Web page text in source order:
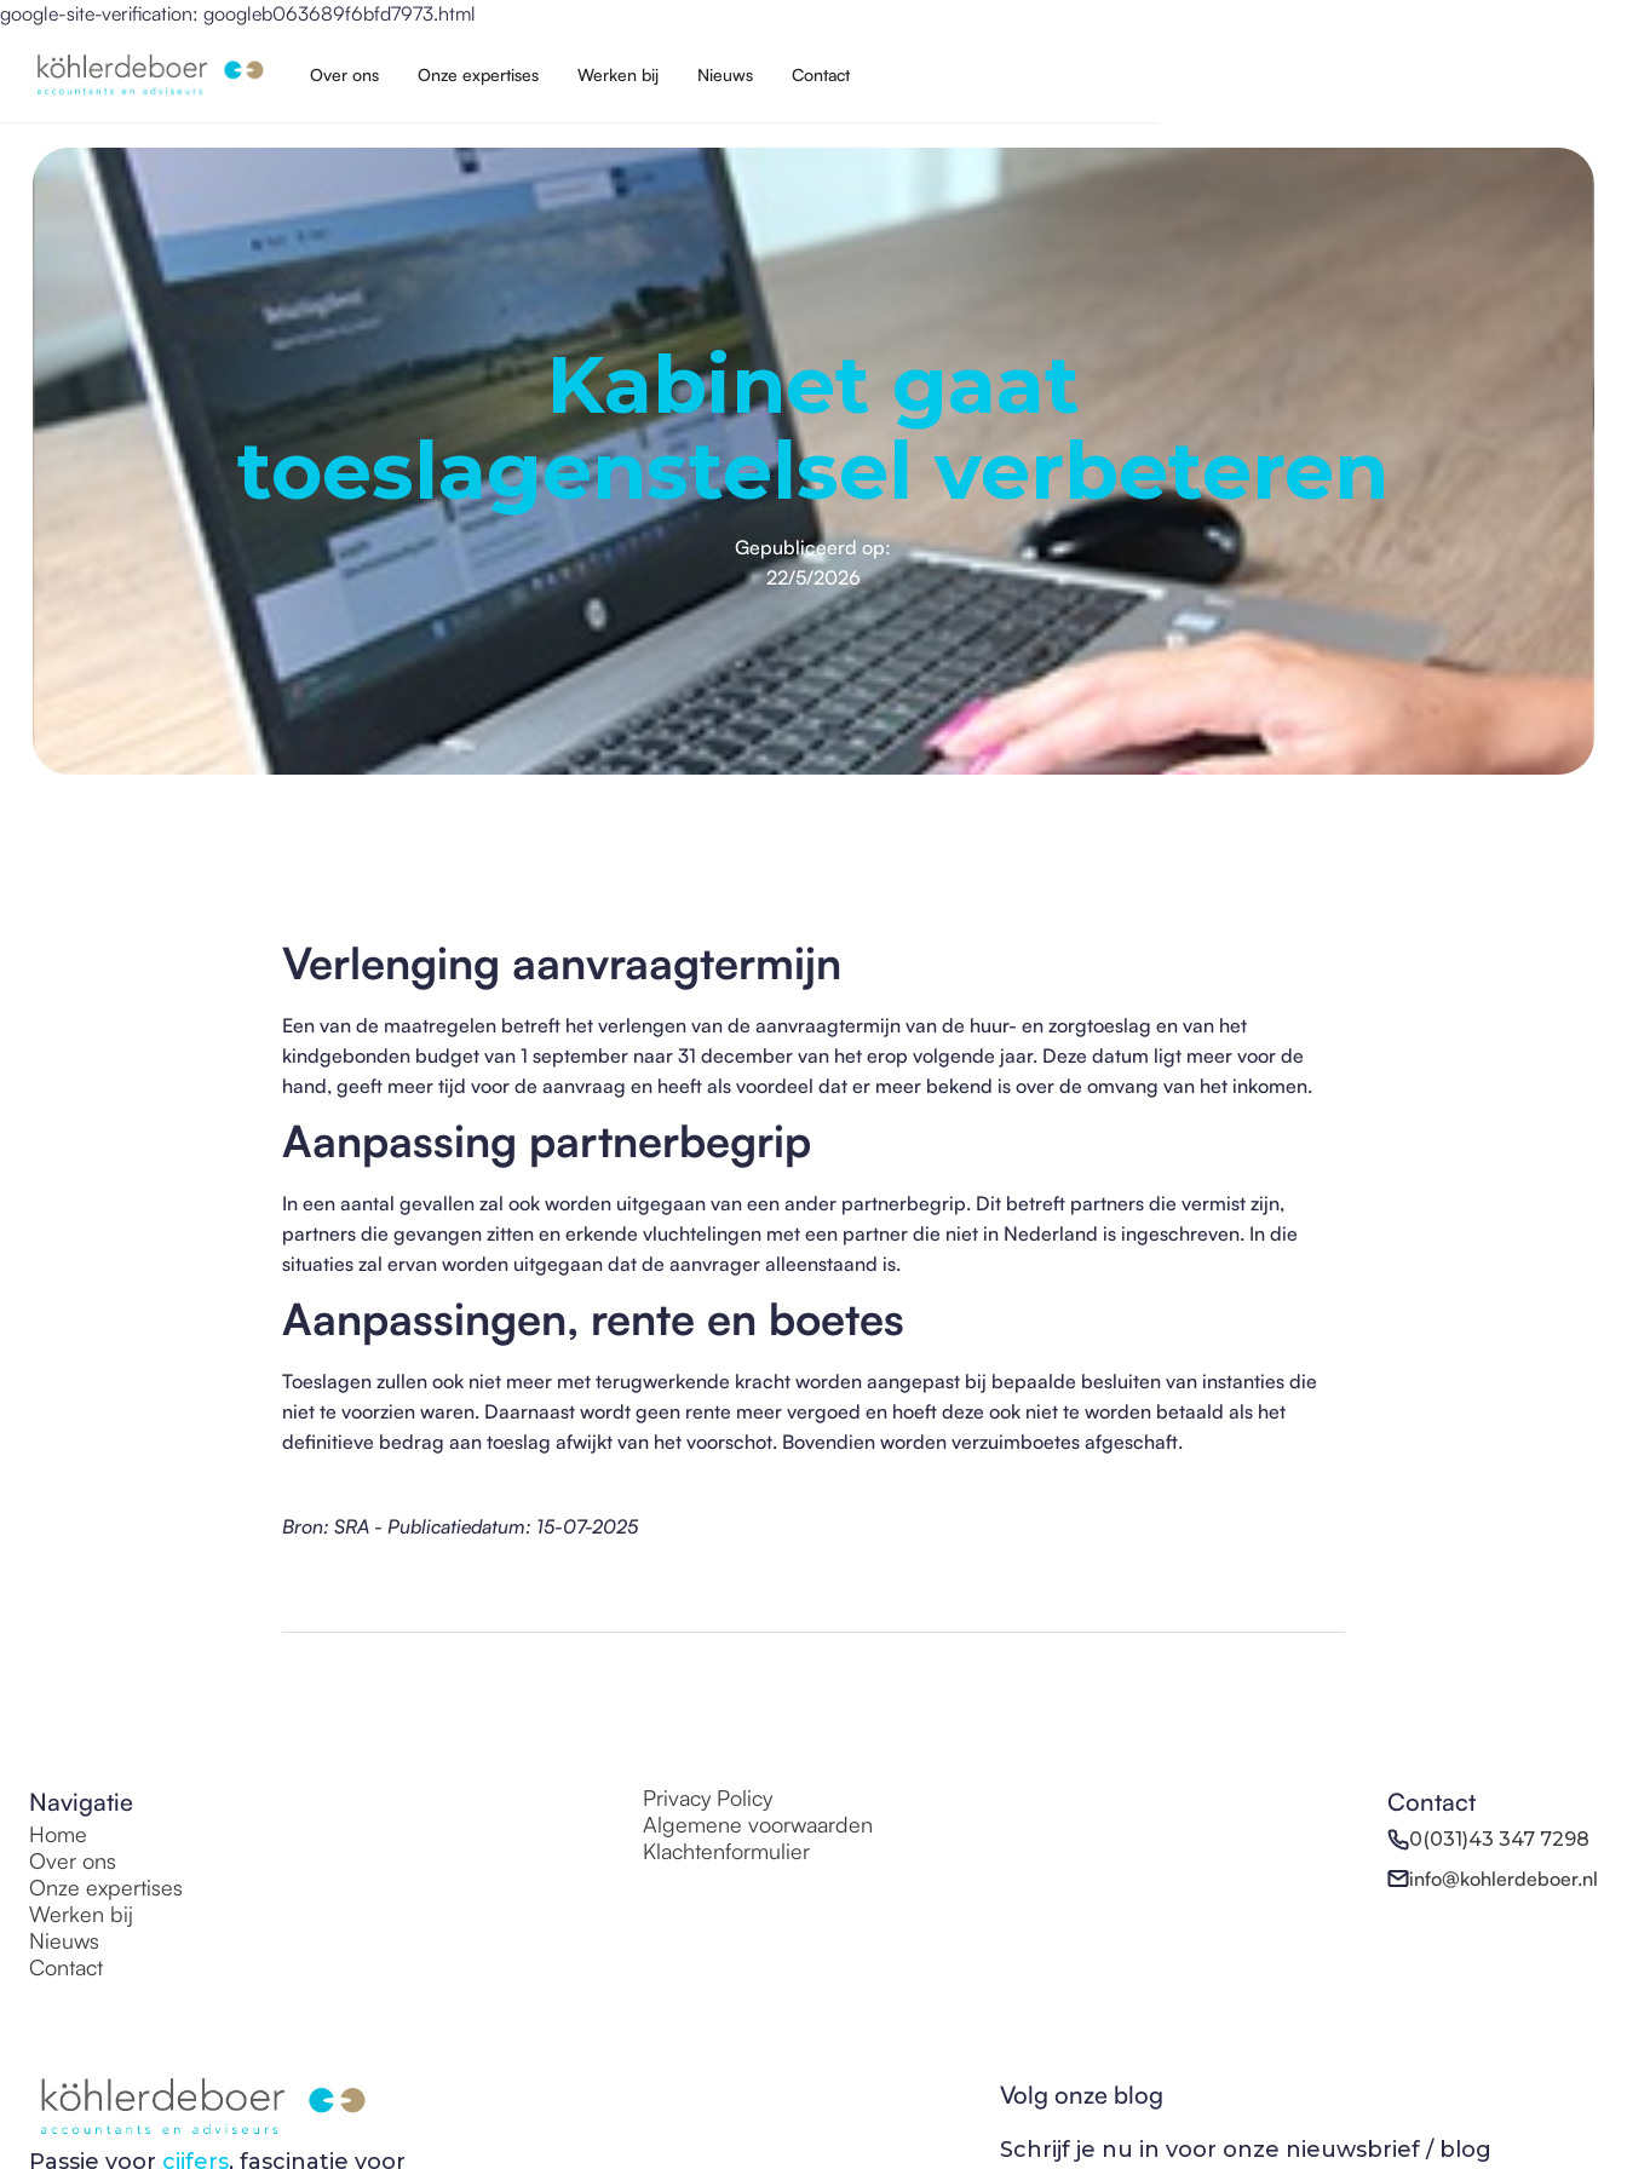
google-site-verification: googleb063689f6bfd7973.html
Over ons Onze expertises Werken bij Nieuws Contact
Kabinet gaat
toeslagenstelsel verbeteren
Gepubliceerd op:
22/5/2026
Verlenging aanvraagtermijn
Een van de maatregelen betreft het verlengen van de aanvraagtermijn van de huur- en zorgtoeslag en van het
kindgebonden budget van 1 september naar 31 december van het erop volgende jaar. Deze datum ligt meer voor de
hand, geeft meer tijd voor de aanvraag en heeft als voordeel dat er meer bekend is over de omvang van het inkomen.
Aanpassing partnerbegrip
In een aantal gevallen zal ook worden uitgegaan van een ander partnerbegrip. Dit betreft partners die vermist zijn,
partners die gevangen zitten en erkende vluchtelingen met een partner die niet in Nederland is ingeschreven. In die
situaties zal ervan worden uitgegaan dat de aanvrager alleenstaand is.
Aanpassingen, rente en boetes
Toeslagen zullen ook niet meer met terugwerkende kracht worden aangepast bij bepaalde besluiten van instanties die
niet te voorzien waren. Daarnaast wordt geen rente meer vergoed en hoeft deze ook niet te worden betaald als het
definitieve bedrag aan toeslag afwijkt van het voorschot. Bovendien worden verzuimboetes afgeschaft.
Bron: SRA - Publicatiedatum: 15-07-2025
Navigatie
Home
Over ons
Onze expertises
Werken bij
Nieuws
Contact
Privacy Policy
Algemene voorwaarden
Klachtenformulier
Contact
0(031)43 347 7298
info@kohlerdeboer.nl
Passie voor cijfers, fascinatie voor
Volg onze blog
Schrijf je nu in voor onze nieuwsbrief / blog